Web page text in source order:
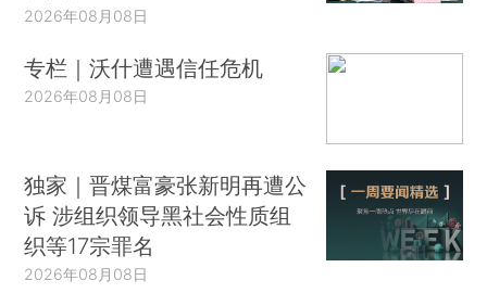
2026年08月08日
专栏｜沃什遭遇信任危机
2026年08月08日
独家｜晋煤富豪张新明再遭公
诉 涉组织领导黑社会性质组
织等17宗罪名
2026年08月08日